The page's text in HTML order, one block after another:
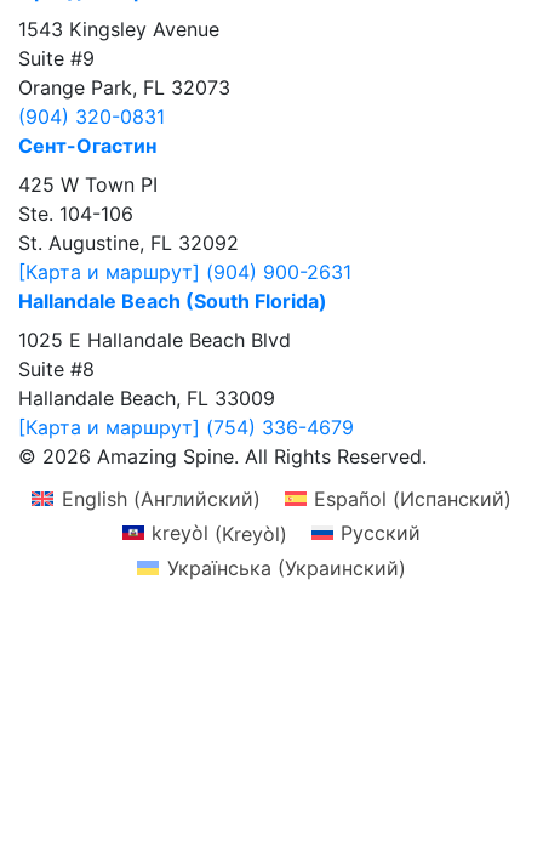
1543 Kingsley Avenue
Suite #9
Orange Park, FL 32073
(904) 320-0831
Сент-Огастин
425 W Town PI
Ste. 104-106
St. Augustine, FL 32092
[Карта и маршрут] (904) 900-2631
Hallandale Beach (South Florida)
1025 E Hallandale Beach Blvd
Suite #8
Hallandale Beach, FL 33009
[Карта и маршрут] (754) 336-4679
© 2026 Amazing Spine. All Rights Reserved.
English(Английский) Español (Испанский)
kreyòl (Kreyòl)
Русский
Українська (Украинский)